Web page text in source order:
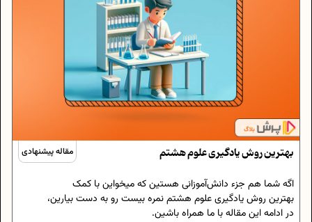
مقاله پیشنهادی بهترین روش یادگیری علوم هشتم
اگه شما هم جزء دانش‌آموزانی هستین که میخواین با کمک
بهترین روش یادگیری علوم هشتم نمره بیست رو به دست بیارین،
در ادامه این مقاله با ما همراه باشین.